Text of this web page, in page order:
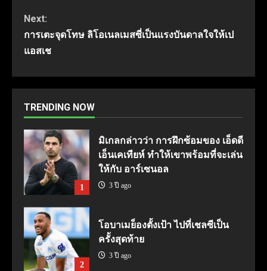
Next:
การเตะจุดโทษ ลิโอเนลเมสซี่เป็นแรงบันดาลใจให้เป
แอสเช
TRENDING NOW
1
มิเกลกล่าวว่า การฝึกซ้อมของ เอ็ดดี
เอ็นเคเทียห์ ทำให้เขาพร้อมที่จะเล่น
ให้กับ อาร์เซนอล
3 ปี ago
2
โอบาเมย็องตั้งเป้า ไปที่เชลซีเป็น
ครั้งสุดท้าย
3 ปี ago